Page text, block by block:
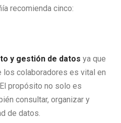
recomienda cinco:
y gestión de datos ya que
los colaboradores es vital en
propósito no solo es
consultar, organizar y
de datos.